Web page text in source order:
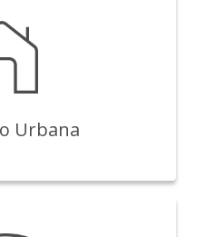
Urbana